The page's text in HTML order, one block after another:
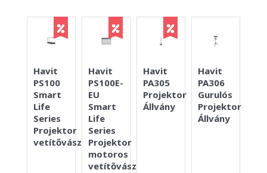
Havit
PS100
Smart
Life
Series
Projektor
vetítővászon
Havit
PS100E-
EU
Smart
Life
Series
Projektor
motoros
vetítővászon
Havit
PA305
Projektor
Állvány
Havit
PA306
Gurulós
Projektor
Állvány